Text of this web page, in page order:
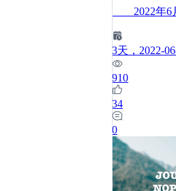
2022年6月
3天 ，2022-
910
34
0